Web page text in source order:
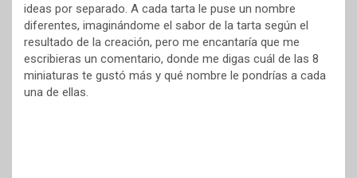
ideas por separado. A cada tarta le puse un nombre
diferentes, imaginándome el sabor de la tarta según el
resultado de la creación, pero me encantaría que me
escribieras un comentario, donde me digas cuál de las 8
miniaturas te gustó más y qué nombre le pondrías a cada
una de ellas.